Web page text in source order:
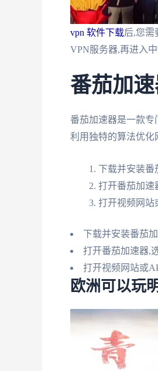
vpn 软件下载后,您需
VPN服务器,再进入
番茄加
番茄加速器是一款专
利用独特的算法优化
下载并安装番
打开番茄加速
打开视频网站
下载并安装番茄
打开番茄加速器,
打开视频网站或
欧洲可以玩